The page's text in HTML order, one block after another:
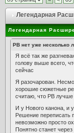
Легендарная
Легендарная
РВ нет уже несколько
Я всё так же
голову выше всего,
сейчас
Я разочарован.
хорошие сюжетные
считаю, что РВ лучше
И у Нового канона, и
Решение переписать
невозможно просто
Понятно станет через